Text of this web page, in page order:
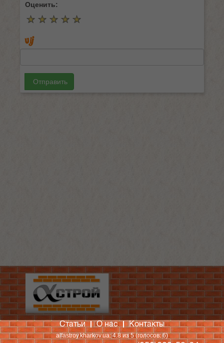
Оценить:
☆ ☆ ☆ ☆ ☆
★ ★ ★ ★ ★
Отправить
Статьи О нас Контакты
alfastroy.kharkov.ua:4.8из5(голосов:6)